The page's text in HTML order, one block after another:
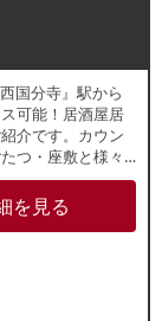
国分寺』駅から
可能！居酒屋居
介です。カウン
つ・座敷と様々
あり、親しみの
装です。諸条件
問合せくださ
を見る